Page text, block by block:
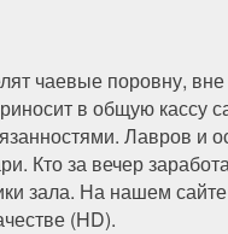
чаевые поровну,
в общую кассу
Лавров и
Кто за вечер
зала. На нашем
(HD).